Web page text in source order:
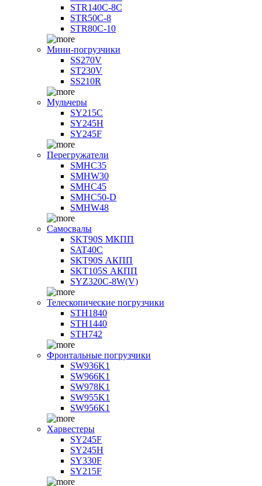
STR140C-8С
STR50C-8
STR80C-10
Мини-погрузчики
SS270V
ST230V
SS210R
Мульчеры
SY215C
SY245H
SY245F
Перегружатели
SMHC35
SMHW30
SMHC45
SMHC50-D
SMHW48
Самосвалы
SKT90S МКПП
SAT40C
SKT90S АКПП
SKT105S АКПП
SYZ320C-8W(V)
Телескопические погрузчики
STH1840
STH1440
STH742
Фронтальные погрузчики
SW936K1
SW966K1
SW978K1
SW955K1
SW956K1
Харвестеры
SY245F
SY245H
SY330F
SY215F